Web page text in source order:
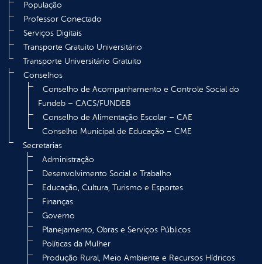
População
Professor Conectado
Serviços Digitais
Transporte Gratuito Universitário
Transporte Universitário Gratuito
Conselhos
Conselho de Acompanhamento e Controle Social do
Fundeb – CACS/FUNDEB
Conselho de Alimentação Escolar – CAE
Conselho Municipal de Educação – CME
Secretarias
Administração
Desenvolvimento Social e Trabalho
Educação, Cultura, Turismo e Esportes
Finanças
Governo
Planejamento, Obras e Serviços Públicos
Políticas da Mulher
Produção Rural, Meio Ambiente e Recursos Hídricos